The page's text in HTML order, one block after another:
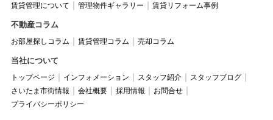
賃貸管理について 管理物件ギャラリー 賃貸リフォーム事例
不動産コラム
お部屋探しコラム 賃貸管理コラム 売却コラム
当社について
トップページ インフォメーション スタッフ紹介
スタッフブログ
さいたま市街情報
会社概要 採用情報
お問合せ
プライバシーポリシー